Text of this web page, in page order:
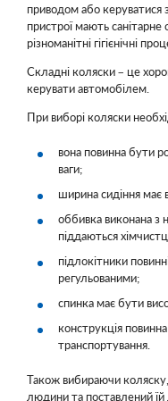
приводом або керуватися
пристрої мають
різноманітні гігієнічні
Складні коляски – це
керувати автомобілем.
При виборі коляски
вона повинна бути
ваги;
ширина сидіння має
оббивка виконана з
піддаються
підлокітники
регульованими;
спинка має бути
конструкція
транспортування.
Також вибираючи коляску,
людини та поставлений їй